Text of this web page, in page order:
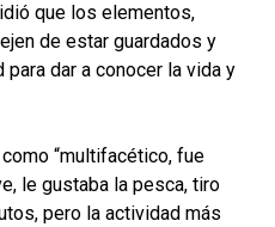
que los elementos,
de estar guardados y
dar a conocer la vida y
“multifacético, fue
le gustaba la pesca, tiro
pero la actividad más